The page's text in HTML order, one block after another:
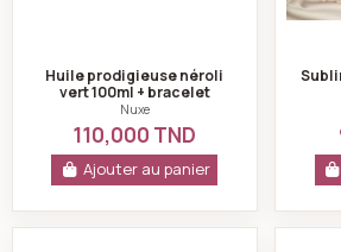
Huile prodigieuse néroli
vert 100ml + bracelet
gratuit - Nuxe
Nuxe
110,000 TND
Ajouter au panier